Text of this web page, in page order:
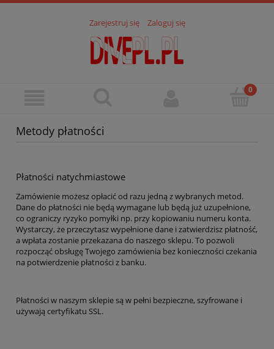
Zarejestruj się Zaloguj się
Metody płatności
Płatności natychmiastowe
Zamówienie możesz opłacić od razu jedną z wybranych metod.
Dane do płatności nie będą wymagane lub będą już uzupełnione,
co ograniczy ryzyko pomyłki np. przy kopiowaniu numeru konta.
Wystarczy, że przeczytasz wypełnione dane i zatwierdzisz płatność,
a wpłata zostanie przekazana do naszego sklepu. To pozwoli
rozpocząć obsługę Twojego zamówienia bez konieczności czekania
na potwierdzenie płatności z banku.
Płatności w naszym sklepie są w pełni bezpieczne, szyfrowane i
używają certyfikatu SSL.